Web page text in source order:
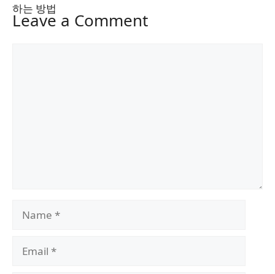
Leave a Comment